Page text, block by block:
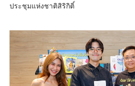
ประชุมแห่งชาติสิริกิติ์